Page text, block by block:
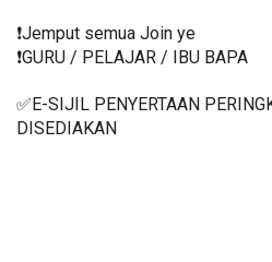
❗️Jemput semua Join ye
❗️GURU / PELAJAR / IBU BAPA
✅E-SIJIL PENYERTAAN
DISEDIAKAN